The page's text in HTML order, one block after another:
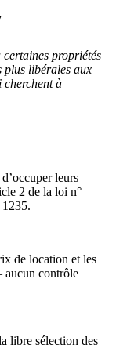
propriétés
plus libérales aux
cherchent à
leurs
2 de la loi n°
de location et les
aucun contrôle
libre sélection des